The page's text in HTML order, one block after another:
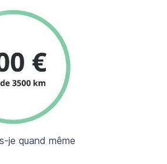
je quand même